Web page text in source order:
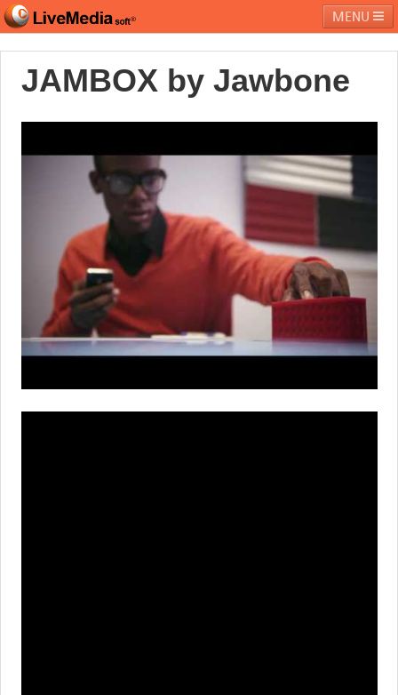
MENU
제품 및 서비스
JAMBOX by Jawbone